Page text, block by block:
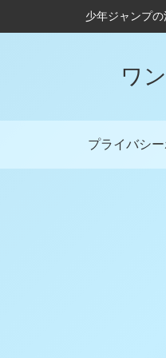
少年ジャンプ
ワ
プライバシ